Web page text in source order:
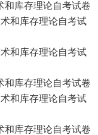
和库存理论自考试卷
和库存理论自考试
和库存理论自考试
和库存理论自考试卷
和库存理论自考试
和库存理论自考试卷